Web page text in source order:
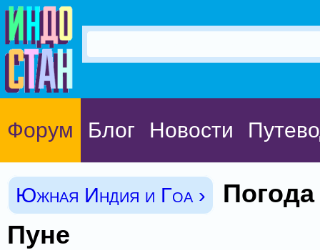
Форум Блог Новости
Южная Индия и Гоа ›
Пуне